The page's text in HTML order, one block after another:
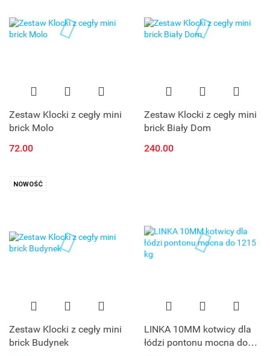
Zestaw Klocki z cegły mini
brick Molo
72.00
Zestaw Klocki z cegły mini
brick Biały Dom
240.00
NOWOŚĆ
Zestaw Klocki z cegły mini
brick Budynek
LINKA 10MM kotwicy dla
łódzi pontonu mocna do